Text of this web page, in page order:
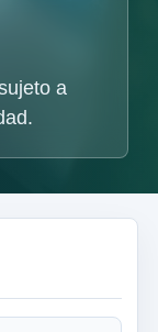
a